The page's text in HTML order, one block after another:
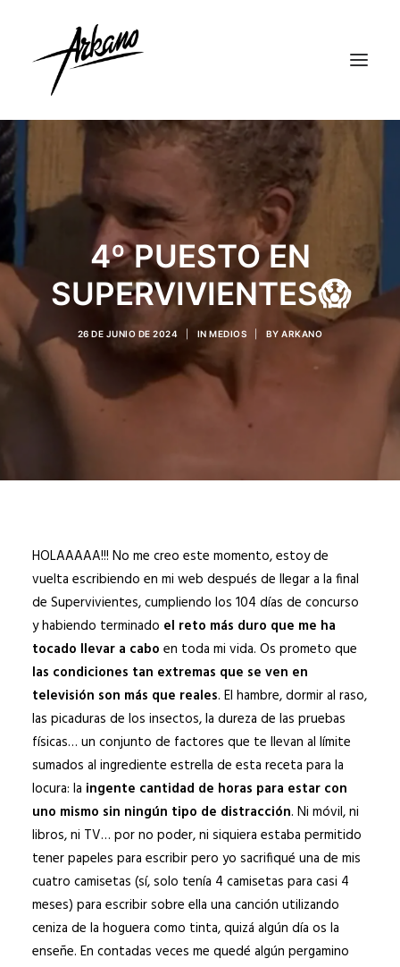
4º PUESTO EN
SUPERVIVIENTES😱
26 DE JUNIO DE 2024 INMEDIOS BYARKANO
HOLAAAAA!!! No me creo este momento, estoy de
vuelta escribiendo en mi web después de llegar a la final
de Supervivientes, cumpliendo los 104 días de concurso
y habiendo terminado el reto más duro que me ha
tocado llevar a cabo en toda mi vida. Os prometo que
las condiciones tan extremas que se ven en
televisión son más que reales. El hambre, dormir al raso,
las picaduras de los insectos, la dureza de las pruebas
físicas… un conjunto de factores que te llevan al límite
sumados al ingrediente estrella de esta receta para la
locura: la ingente cantidad de horas para estar con
uno mismo sin ningún tipo de distracción. Ni móvil, ni
libros, ni TV… por no poder, ni siquiera estaba permitido
tener papeles para escribir pero yo sacrifiqué una de mis
cuatro camisetas (sí, solo tenía 4 camisetas para casi 4
meses) para escribir sobre ella una canción utilizando
ceniza de la hoguera como tinta, quizá algún día os la
enseñe. En contadas veces me quedé algún pergamino